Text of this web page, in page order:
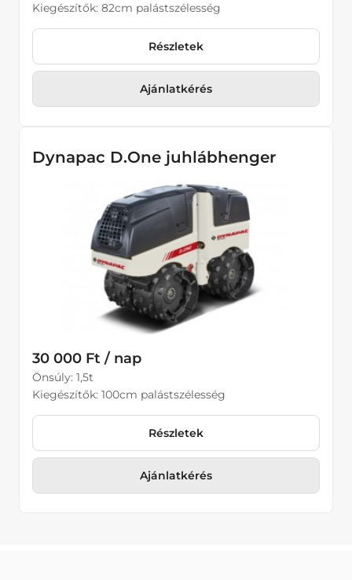
Kiegészítők: 82cm palástszélesség
Részletek
Ajánlatkérés
Dynapac D.One juhlábhenger
30 000 Ft / nap
Önsúly: 1,5t
Kiegészítők: 100cm palástszélesség
Részletek
Ajánlatkérés